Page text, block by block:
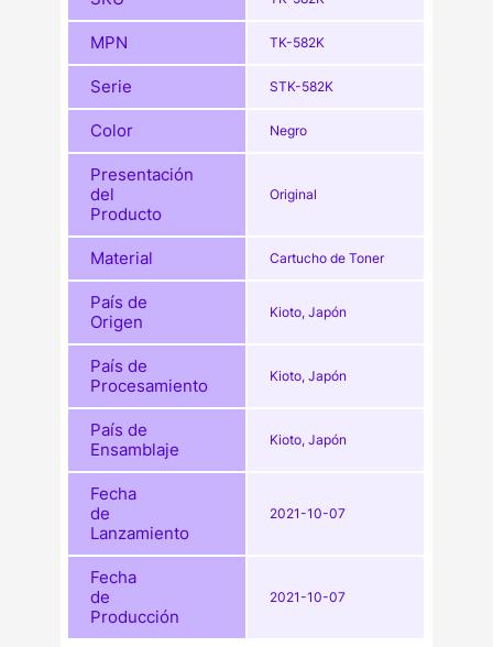
MPN TK-582K
Serie STK-582K
Color Negro
Presentación
del
Producto
Original
Material Cartucho de Toner
País de
Origen
Kioto, Japón
País de
Procesamiento
Kioto, Japón
País de
Ensamblaje
Kioto, Japón
Fecha
de
Lanzamiento
2021-10-07
Fecha
de
Producción
2021-10-07